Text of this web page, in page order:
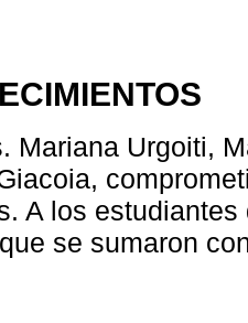
Mariana Urgoiti,
A los
se sumaron